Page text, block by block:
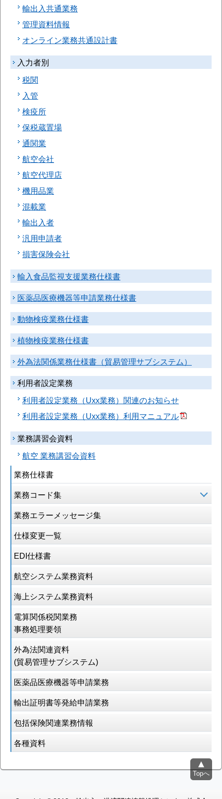
業務仕様書
業務コード集
業務エラーメッセージ集
仕様変更一覧
EDI仕様書
航空システム業務資料
海上システム業務資料
電算関係税関業務
事務処理要領
外為法関連資料
(貿易管理サブシステム)
医薬品医療機器等申請業務
輸出証明書等発給申請業務
包括保険関連業務情報
各種資料
輸出入共通業務
管理資料情報
オンライン業務共通設計書
入力者別
税関
入管
検疫所
保税蔵置場
通関業
航空会社
航空代理店
機用品業
混載業
輸出入者
汎用申請者
損害保険会社
輸入食品監視支援業務仕様書
医薬品医療機器等申請業務仕様書
動物検疫業務仕様書
植物検疫業務仕様書
外為法関係業務仕様書（貿易管理サブシステム）
利用者設定業務
利用者設定業務（Uxx業務）関連のお知らせ
利用者設定業務（Uxx業務）利用マニュアル
業務講習会資料
航空 業務講習会資料
Topへ